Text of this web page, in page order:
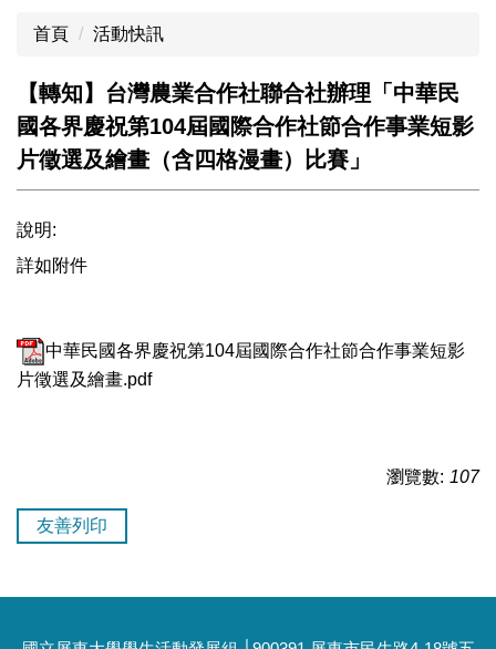
首頁 活動快訊
【轉知】台灣農業合作社聯合社辦理「中華民
國各界慶祝第104屆國際合作社節合作事業短影
片徵選及繪畫（含四格漫畫）比賽」
說明:
詳如附件
中華民國各界慶祝第104屆國際合作社節合作事業短影
片徵選及繪畫.pdf
瀏覽數: 107
友善列印